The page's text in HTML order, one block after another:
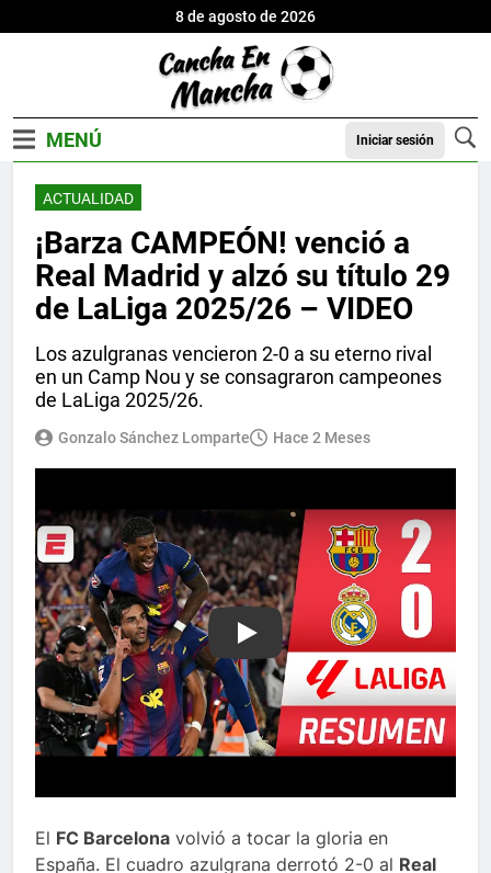
8 de agosto de 2026
Iniciar sesión
ACTUALIDAD
¡Barza CAMPEÓN! venció a
Real Madrid y alzó su título 29
de LaLiga 2025/26 – VIDEO
Los azulgranas vencieron 2-0 a su eterno rival
en un Camp Nou y se consagraron campeones
de LaLiga 2025/26.
Gonzalo Sánchez Lomparte Hace 2 Meses
Play
El FC Barcelona volvió a tocar la gloria en
España. El cuadro azulgrana derrotó 2-0 al Real